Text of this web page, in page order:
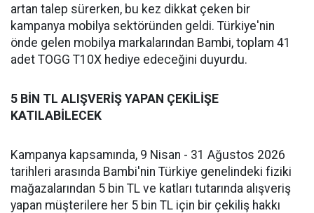
artan talep sürerken, bu kez dikkat çeken bir
kampanya mobilya sektöründen geldi. Türkiye'nin
önde gelen mobilya markalarından Bambi, toplam 41
adet TOGG T10X hediye edeceğini duyurdu.
5 BİN TL ALIŞVERİŞ YAPAN ÇEKİLİŞE
KATILABİLECEK
Kampanya kapsamında, 9 Nisan - 31 Ağustos 2026
tarihleri arasında Bambi'nin Türkiye genelindeki fiziki
mağazalarından 5 bin TL ve katları tutarında alışveriş
yapan müşterilere her 5 bin TL için bir çekiliş hakkı